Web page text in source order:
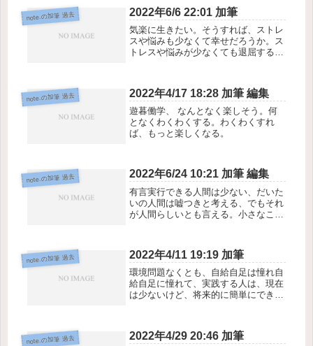
い環境に入れば、それは加速するだろ
うか。加速しなくても、変化を感じれ
ば良...
note.の加筆 過去 2022年6/6 22:01 加筆
気楽に生きたい。そうすれば、ストレ
スや悩みも少なくて幸せだろうか。ス
トレスや悩みが少なくても退屈する
note.の加筆 過去 2022年4/17 18:28 加筆 編集
遊暮働学、 なんとなく楽しそう。何
となくわくわくする。わくわくすれ
ば、もっと楽しくなる。
note.の加筆 過去 2022年6/24 10:21 加筆 編集
有言実行できる人間は少ない、だいた
いの人間は嘘つきと考える、でもそれ
が人間らしいとも言える。小さなこと
note.の加筆 過去 2022年4/11 19:19 加筆
環境問題なくとも、自給自足は憧れ自
給自足に憧れて、実践する人は、現在
は少ないけど、将来的に簡単にできる
note.の加筆 過去 2022年4/29 20:46 加筆